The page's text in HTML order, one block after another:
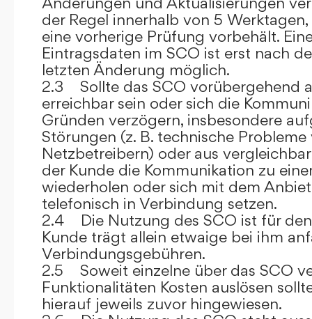
der Regel innerhalb von 5
eine vorherige Prüfung vorbehält.
Eintragsdaten im SCO ist erst nach
letzten Änderung möglich.
2.3 Sollte das SCO vorübergehend
erreichbar sein oder sich die
Gründen verzögern, insbesondere
Störungen (z. B. technische
Netzbetreibern) oder aus
der Kunde die Kommunikation zu
wiederholen oder sich mit dem
telefonisch in Verbindung setzen.
2.4 Die Nutzung des SCO ist für den
Kunde trägt allein etwaige bei ihm
Verbindungsgebühren.
2.5 Soweit einzelne über das SCO
Funktionalitäten Kosten auslösen
hierauf jeweils zuvor hingewiesen.